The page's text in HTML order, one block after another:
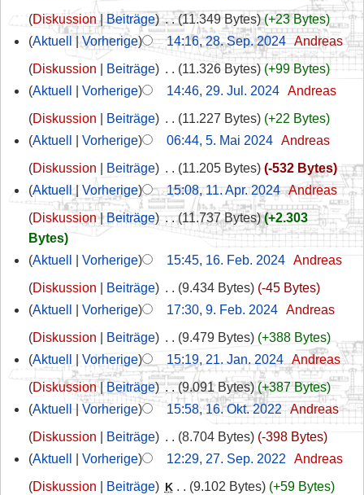
Diskussion
Beiträge ‎ 11.349 Bytes
+23 Bytes
Aktuell
Vorherige 14:16, 28. Sep. 2024‎ Andreas
Diskussion
Beiträge 11.326 Bytes
+99 Bytes
Aktuell
Vorherige 14:46, 29. Jul. 2024‎ Andreas
Diskussion
Beiträge 11.227 Bytes
+22 Bytes
Aktuell
Vorherige 06:44, 5. Mai 2024‎ Andreas
Diskussion
Beiträge 11.205 Bytes
-532 Bytes
Aktuell
Vorherige 15:08, 11. Apr. 2024‎ Andreas
Diskussion
Beiträge ‎ 11.737 Bytes
+2.303
Bytes
Aktuell
Vorherige 15:45, 16. Feb. 2024‎ Andreas
Diskussion
Beiträge 9.434 Bytes
-45 Bytes
Aktuell
Vorherige 17:30, 9. Feb. 2024‎ Andreas
Diskussion
Beiträge 9.479 Bytes
+388 Bytes
Aktuell
Vorherige 15:19, 21. Jan. 2024‎ Andreas
Diskussion
Beiträge ‎ 9.091 Bytes
+387 Bytes
Aktuell
Vorherige 15:58, 16. Okt. 2022‎ Andreas
Diskussion
Beiträge 8.704 Bytes
-398 Bytes
Aktuell
Vorherige 12:29, 27. Sep. 2022
Andreas
Diskussion
Beiträge K 9.102 Bytes
+59 Bytes